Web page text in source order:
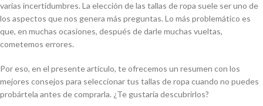
varias incertidumbres. La elección de las tallas de ropa suele ser uno de
los aspectos que nos genera más preguntas. Lo más problemático es
que, en muchas ocasiones, después de darle muchas vueltas,
cometemos errores.
Por eso, en el presente artículo, te ofrecemos un resumen con los
mejores consejos para seleccionar tus tallas de ropa cuando no puedes
probártela antes de comprarla. ¿Te gustaría descubrirlos?